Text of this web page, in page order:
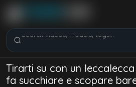
Search videos, models, tags...
Tirarti su con un
fa succhiare e scopare